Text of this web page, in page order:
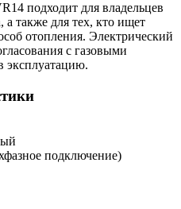
подходит для владельцев
а также для тех, кто ищет
отопления. Электрический
с газовыми
эксплуатацию.
подключение)